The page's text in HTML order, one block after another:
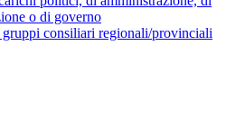
o di governo
consiliari regionali/provinciali